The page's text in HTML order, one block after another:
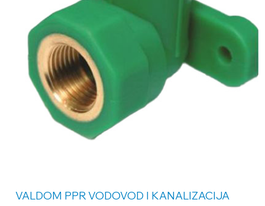
VALDOM PPRVODOVOD I KANALIZACIJA